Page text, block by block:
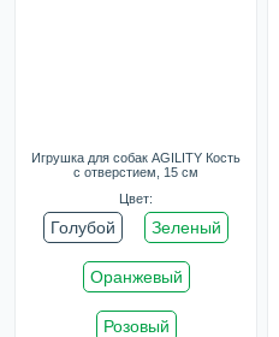
Игрушка для собак AGILITY Кость
с отверстием, 15 см
Цвет:
Голубой Зеленый
Оранжевый
Розовый